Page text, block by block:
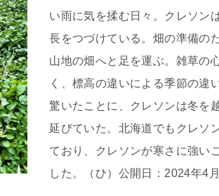
い雨に気を揉む日々。クレソン
長をつづけている。畑の準備の
山地の畑へと足を運ぶ。雑草の
く、標高の違いによる季節の違
驚いたことに、クレソンは冬を
延びていた。北海道でもクレソ
ており、クレソンが寒さに強い
した。（ひ）公開日：2024年4